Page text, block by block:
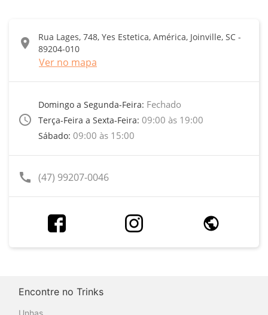
location_on
Rua Lages, 748, Yes Estetica, América, Joinville, SC -
89204-010
Ver no mapa
access_time
Domingo a Segunda-Feira: Fechado
Terça-Feira a Sexta-Feira: 09:00 às 19:00
Sábado: 09:00 às 15:00
call (47) 99207-0046
Encontre no Trinks
Unhas